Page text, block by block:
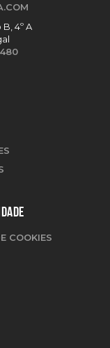
4º A
COOKIES